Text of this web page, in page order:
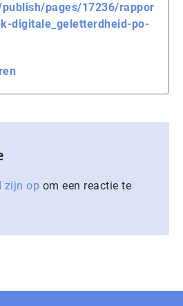
pages/17236/rappor
digitale_geletterdheid-po-
zijn op om een reactie te